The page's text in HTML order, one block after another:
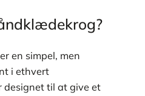
er en simpel, men
i ethvert
designet til at give et